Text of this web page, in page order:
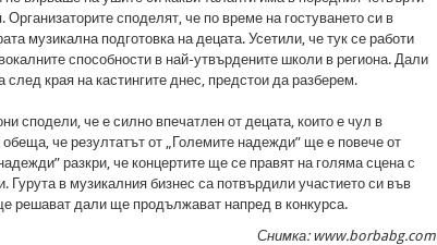
Организаторите споделят, че по време на гостуването си в
музикална подготовка на децата. Усетили, че тук се работи
способности в най-утвърдените школи в региона. Дали
края на кастингите днес, предстои да разберем.
сподели, че е силно впечатлен от децата, които е чул в
че резултатът от „Големите надежди” ще е повече от
разкри, че концертите ще се правят на голяма сцена с
Гурута в музикалния бизнес са потвърдили участието си във
решават дали ще продължават напред в конкурса.
Снимка: www.borbabg.com